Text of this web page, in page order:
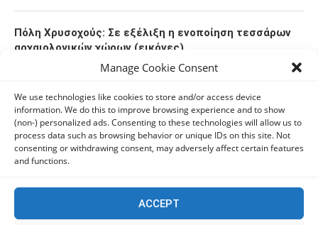
Manage Cookie Consent
We use technologies like cookies to store and/or access device
information. We do this to improve browsing experience and to show
(non-) personalized ads. Consenting to these technologies will allow us to
process data such as browsing behavior or unique IDs on this site. Not
consenting or withdrawing consent, may adversely affect certain features
and functions.
ACCEPT
Πόλη Χρυσοχούς: Σε εξέλιξη η ενοποίηση τεσσάρων
αρχαιολογικών χώρων (εικόνες)
ΕΟΑ Πάφου: Δικαστικά εντάλματα εκκένωσης για
όσους δεν συμμορφώθηκαν για τις επικίνδυνες
οικοδομές
06/08/2026